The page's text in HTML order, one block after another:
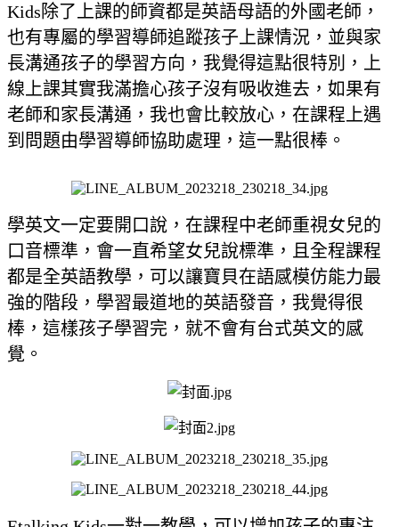
Kids除了上課的師資都是英語母語的外國老師，
也有專屬的學習導師追蹤孩子上課情況，並與家
長溝通孩子的學習方向，我覺得這點很特別，上
線上課其實我滿擔心孩子沒有吸收進去，如果有
老師和家長溝通，我也會比較放心，在課程上遇
到問題由學習導師協助處理，這一點很棒。
學英文一定要開口說， 在課程中老師重視女兒的
口音標準，會一直希望女兒說標準，且全程課程
都是全英語教學，可以讓寶貝在語感模仿能力最
強的階段，學習最道地的英語發音，我覺得很
棒，這樣孩子學習完，就不會有台式英文的感
覺。